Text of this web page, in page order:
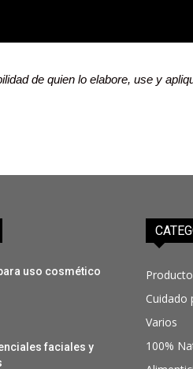
de quien lo elabore, use y
uso cosmético
faciales y
Cuidado
Varios
100%